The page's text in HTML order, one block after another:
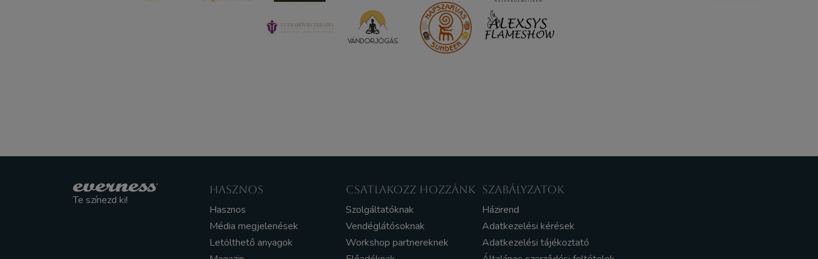
Te színezd ki!
HASZNOS
Hasznos
Média megjelenések
Letölthető anyagok
CSATLAKOZZ HOZZÁNK
Szolgáltatóknak
Vendéglátósoknak
Workshop partnereknek
SZABÁLYZATOK
Házirend
Adatkezelési kérések
Adatkezelési tájékoztató